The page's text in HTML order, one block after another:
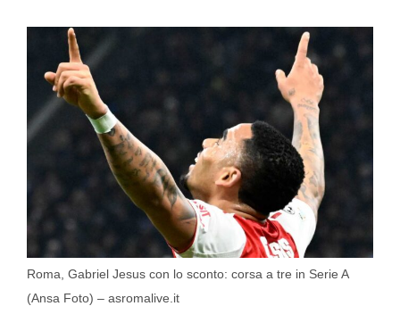
Roma, Gabriel Jesus con lo sconto: corsa a tre in Serie A
(Ansa Foto) – asromalive.it